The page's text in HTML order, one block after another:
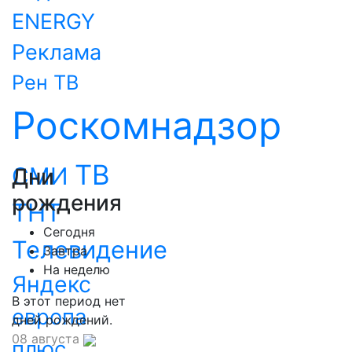
ENERGY
Реклама
Рен ТВ
Роскомнадзор
СМИ ТВ
ТНТ
Телевидение
Яндекс
европа
Дни
рождения
Сегодня
Завтра
На неделю
В этот период нет
дней рождений.
08 августа